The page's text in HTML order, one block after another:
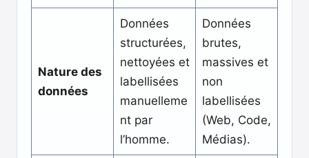
Nature des
données
Données
structurées,
nettoyées et
labellisées
manuelleme
nt par
l’homme.
Données
brutes,
massives et
non
labellisées
(Web, Code,
Médias).